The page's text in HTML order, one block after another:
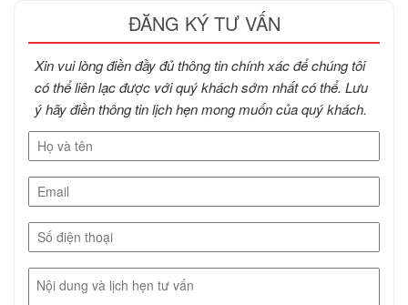
ĐĂNG KÝ TƯ VẤN
Xin vui lòng điền đầy đủ thông tin chính xác để chúng tôi
có thể liên lạc được với quý khách sớm nhất có thể. Lưu
ý hãy điền thông tin lịch hẹn mong muốn của quý khách.